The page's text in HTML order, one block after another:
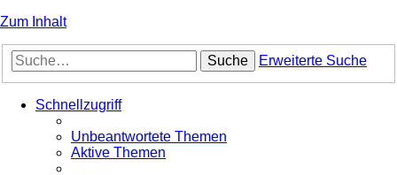
Zum Inhalt
Suche Erweiterte Suche
Schnellzugriff
Unbeantwortete Themen
Aktive Themen